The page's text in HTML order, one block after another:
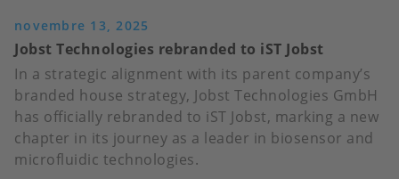
novembre 13, 2025
Jobst Technologies rebranded to iST Jobst
In a strategic alignment with its parent company’s
branded house strategy, Jobst Technologies GmbH
has officially rebranded to iST Jobst, marking a new
chapter in its journey as a leader in biosensor and
microfluidic technologies.